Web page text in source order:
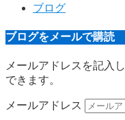
ブログ
ブログをメールで購読
メールアドレスを記入
できます。
メールアドレス